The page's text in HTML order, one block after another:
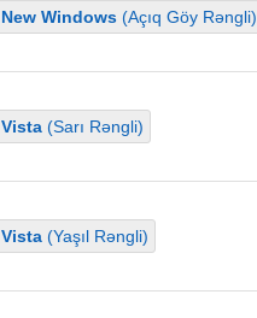
New Windows(Açıq Göy Rəngli)
Vista(Sarı Rəngli)
Vista(Yaşıl Rəngli)